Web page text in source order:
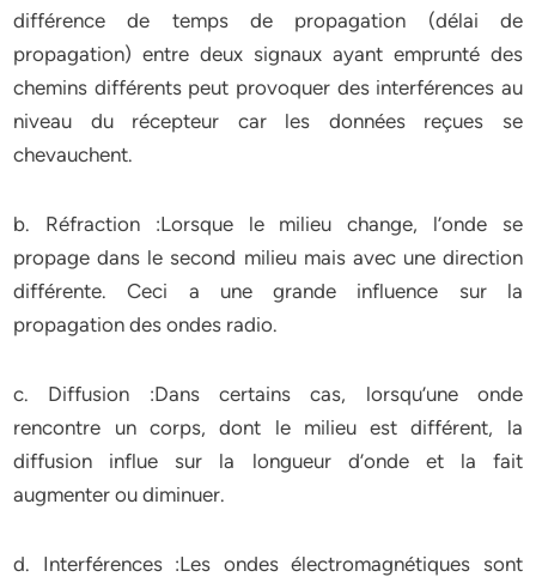
différence de temps de propagation (délai de
propagation) entre deux signaux ayant emprunté des
chemins différents peut provoquer des interférences au
niveau du récepteur car les données reçues se
chevauchent.
b. Réfraction :Lorsque le milieu change, l’onde se
propage dans le second milieu mais avec une direction
différente. Ceci a une grande influence sur la
propagation des ondes radio.
c. Diffusion :Dans certains cas, lorsqu’une onde
rencontre un corps, dont le milieu est différent, la
diffusion influe sur la longueur d’onde et la fait
augmenter ou diminuer.
d. Interférences :Les ondes électromagnétiques sont